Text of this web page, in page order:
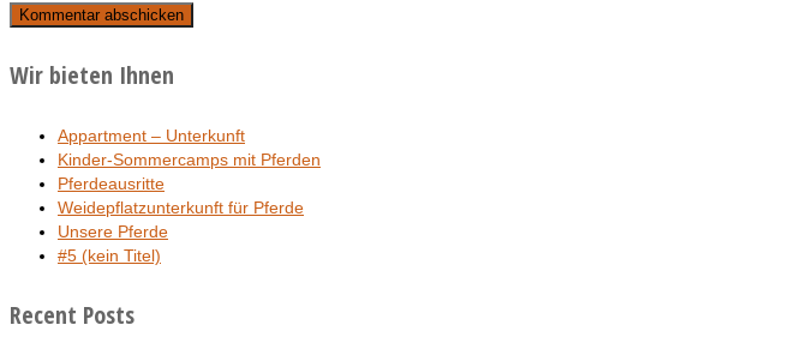
Wir bieten Ihnen
Appartment – Unterkunft
Kinder-Sommercamps mit Pferden
Pferdeausritte
Weidepflatzunterkunft für Pferde
Unsere Pferde
#5 (kein Titel)
Recent Posts